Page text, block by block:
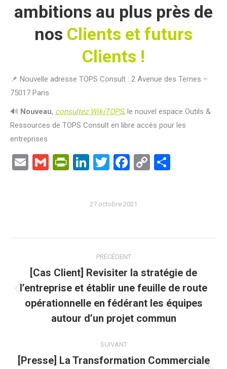
ambitions au plus près de
nos Clients et futurs
Clients !
📌 Nouvelle adresse TOPS Consult : 2 Avenue des Ternes –
75017 Paris
🔊 Nouveau, consultez WikiTOPS, le nouvel espace Outils &
Ressources de TOPS Consult en libre accès pour les
entreprises
EmailGmailPrintFriendly
LinkedIn
Twitter
Facebook
Copy
27 octobre 2021
article
PRÉCÉDENT
précédent
:
[Cas Client] Revisiter la stratégie de
l’entreprise et établir une feuille de route
opérationnelle en fédérant les équipes
autour d’un projet commun
SUIVANT
[Presse] La Transformation Commerciale